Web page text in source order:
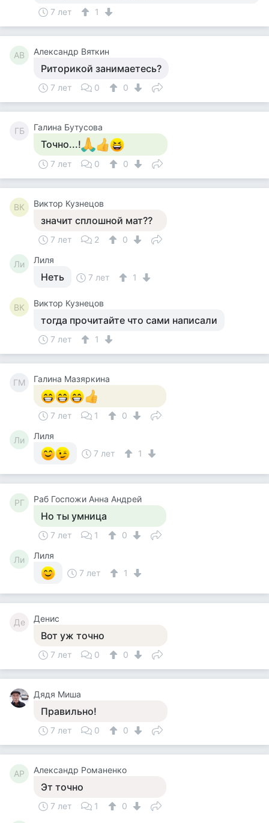
7 лет 1
АВ Александр Вяткин
Риторикой занимаетесь?
7 лет 0 0
ГБ Галина Бутусова
Точно...!
7 лет 0 0
ВК Виктор Кузнецов
значит сплошной мат??
7 лет 2 0
Ли Лиля
Неть 7 лет 1
ВК Виктор Кузнецов
тогда прочитайте что сами написали
7 лет 1
ГМ Галина Мазяркина
7 лет 1 0
Ли
Лиля
7 лет
1
РГ Раб Госпожи Анна Андрей
Но ты умница
7 лет 1 0
Ли
Лиля
7 лет
1
Де Денис
Вот уж точно
7 лет 0 0
Дядя Миша
Правильно!
7 лет 0 0
АР Александр Романенко
Эт точно
7 лет 1
0